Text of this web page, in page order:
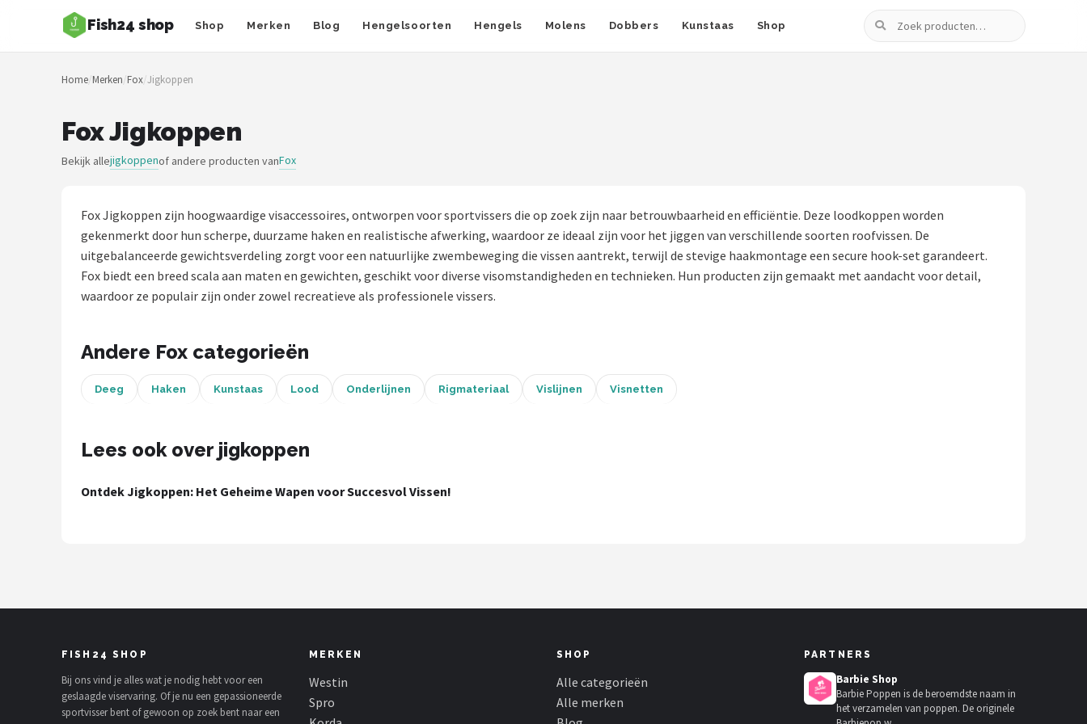
Fish24 shop Shop Merken Blog Hengelsoorten Hengels Molens Dobbers Kunstaas Shop
Zoeken
Zoeken
NAVIGATIE
Merken
Hengelsoorten
Hengels
Dobbers
Kunstaas
POPULAIRE MERKEN
Salmo
Rapala
PB Products
Home/Merken/Fox/Jigkoppen
Fox Jigkoppen
Bekijk allejigkoppenof andere producten vanFox
Fox Jigkoppen zijn hoogwaardige visaccessoires, ontworpen voor sportvissers die op zoek zijn naar betrouwbaarheid en efficiëntie. Deze loodkoppen worden
gekenmerkt door hun scherpe, duurzame haken en realistische afwerking, waardoor ze ideaal zijn voor het jiggen van verschillende soorten roofvissen. De
uitgebalanceerde gewichtsverdeling zorgt voor een natuurlijke zwembeweging die vissen aantrekt, terwijl de stevige haakmontage een secure hook-set garandeert.
Fox biedt een breed scala aan maten en gewichten, geschikt voor diverse visomstandigheden en technieken. Hun producten zijn gemaakt met aandacht voor detail,
waardoor ze populair zijn onder zowel recreatieve als professionele vissers.
Andere Fox categorieën
Deeg Haken Kunstaas Lood Onderlijnen Rigmateriaal Vislijnen Visnetten
Lees ook over jigkoppen
Ontdek Jigkoppen: Het Geheime Wapen voor Succesvol Vissen!
FISH24 SHOP
Bij ons vind je alles wat je nodig hebt voor een
geslaagde viservaring. Of je nu een gepassioneerde
sportvisser bent of gewoon op zoek bent naar een
MERKEN
Westin
Spro
SHOP
Alle categorieën
Alle merken
PARTNERS
Barbie Shop
Barbie Poppen is de beroemdste naam in
het verzamelen van poppen. De originele